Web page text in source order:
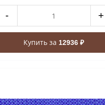
- +
Купить за12936 ₽